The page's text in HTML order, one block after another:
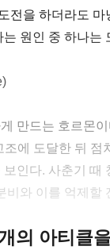
전을 하더라도
원인 중 하나는
만드는 호르몬
에 도달한 뒤 점
인다. 사춘기
비와 이를 억제할
의 아티클